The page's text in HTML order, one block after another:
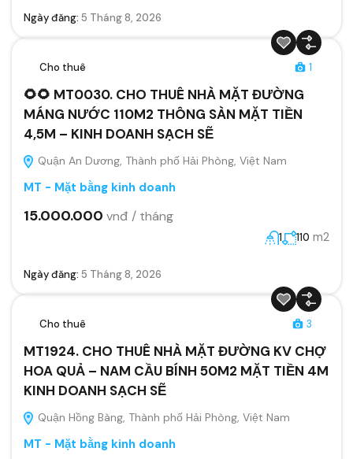
Ngày đăng: 5 Tháng 8, 2026
Cho thuê 1
🌻🌻 MT0030. CHO THUÊ NHÀ MẶT ĐƯỜNG
MÁNG NƯỚC 110M2 THÔNG SÀN MẶT TIỀN
4,5M – KINH DOANH SẠCH SẼ
Quận An Dương, Thành phố Hải Phòng, Việt Nam
MT - Mặt bằng kinh doanh
15.000.000 vnđ / tháng
1 110 m2
Ngày đăng: 5 Tháng 8, 2026
Cho thuê 3
MT1924. CHO THUÊ NHÀ MẶT ĐƯỜNG KV CHỢ
HOA QUẢ – NAM CẦU BÍNH 50M2 MẶT TIỀN 4M
KINH DOANH SẠCH SẼ
Quận Hồng Bàng, Thành phố Hải Phòng, Việt Nam
MT - Mặt bằng kinh doanh